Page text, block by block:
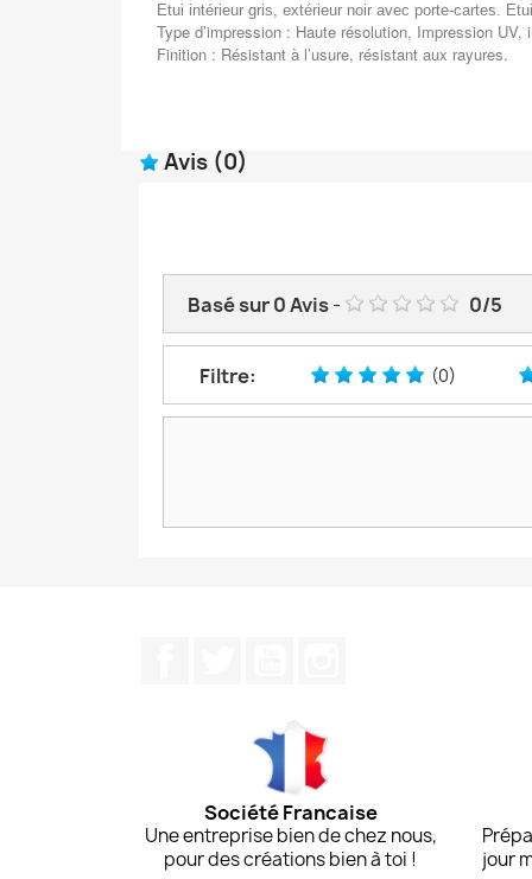
Etui intérieur gris, extérieur noir avec porte-cartes.
Type d’impression : Haute résolution, Impression
Finition : Résistant à l’usure, résistant aux rayures.
Avis (0)
Basé sur0Avis- 0/5
Filtre: (0)
Société Francaise
Une entreprise bien de chez nous,
pour des créations bien à toi !
jour